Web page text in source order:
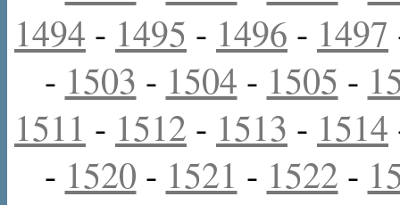
1494 - 1495 - 1496 - 1497
- 1503 - 1504 - 1505 -
1511 - 1512 - 1513 - 1514
- 1520 - 1521 - 1522 -